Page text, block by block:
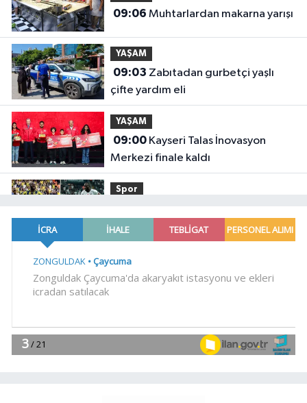
09:06 Muhtarlardan makarna yarışı
YAŞAM
09:03
çifte yardım eli
YAŞAM
09:00Kayseri Talas İnovasyon
Merkezi finale kaldı
Spor
Beşiktaş'a mı geliyor?
08:35Akın Gürlek: Örgüt silahları